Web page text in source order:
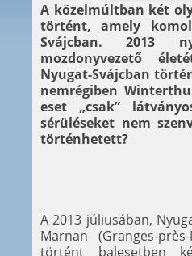
A közelmúltban két
történt, amely
Svájcban. 2013
mozdonyvezető
Nyugat-Svájcban
nemrégiben
eset „csak”
sérüléseket nem
történhetett?
A 2013 júliusában,
Marnan (Granges-
történt balesetben